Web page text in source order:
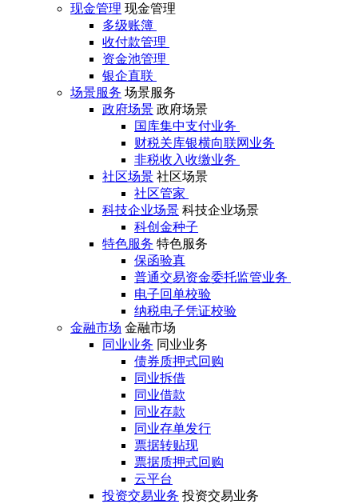
现金管理 现金管理
多级账簿
收付款管理
资金池管理
银企直联
场景服务 场景服务
政府场景 政府场景
国库集中支付业务
财税关库银横向联网业务
非税收入收缴业务
社区场景 社区场景
社区管家
科技企业场景 科技企业场景
科创金种子
特色服务 特色服务
保函验真
普通交易资金委托监管业务
电子回单校验
纳税电子凭证校验
金融市场 金融市场
同业业务 同业业务
债券质押式回购
同业拆借
同业借款
同业存款
同业存单发行
票据转贴现
票据质押式回购
云平台
投资交易业务 投资交易业务